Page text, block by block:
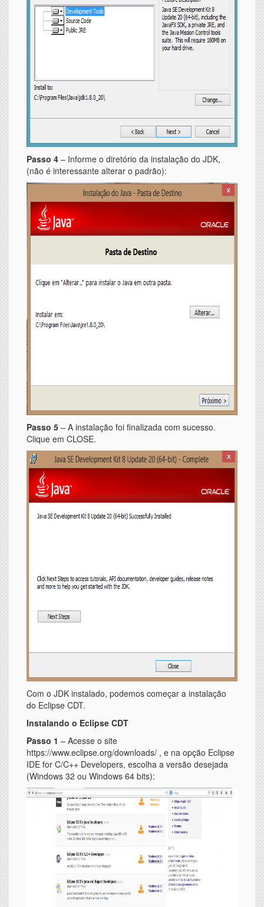
Passo 4 – Informe o diretório da instalação do JDK,
(não é interessante alterar o padrão):
Passo 5 – A instalação foi finalizada com sucesso.
Clique em CLOSE.
Com o JDK instalado, podemos começar a instalação
do Eclipse CDT.
Instalando o Eclipse CDT
Passo 1 – Acesse o site
https://www.eclipse.org/downloads/ , e na opção Eclipse
IDE for C/C++ Developers, escolha a versão desejada
(Windows 32 ou Windows 64 bits):